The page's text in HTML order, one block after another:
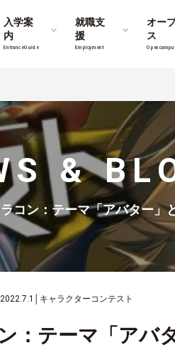
入学案
内
Entrance Guide
就職支
援
Employment
オー
ス
&
コン：テーマ「アバター」
2022.7.1 キャラクターコンテスト
：テーマ「アバ